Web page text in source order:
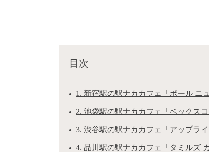
目次
1. 新宿駅の駅ナカカフェ「ポール ニ
2. 池袋駅の駅ナカカフェ「ベックス
3. 渋谷駅の駅ナカカフェ「アップライ
4. 品川駅の駅ナカカフェ「タミルズ